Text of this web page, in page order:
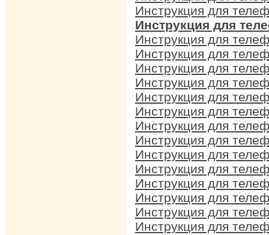
Инструкция для
Инструкция для
Инструкция для
Инструкция для
Инструкция для
Инструкция для
Инструкция для
Инструкция для
Инструкция для
Инструкция для
Инструкция для
Инструкция для
Инструкция для
Инструкция для
Инструкция для
Инструкция для